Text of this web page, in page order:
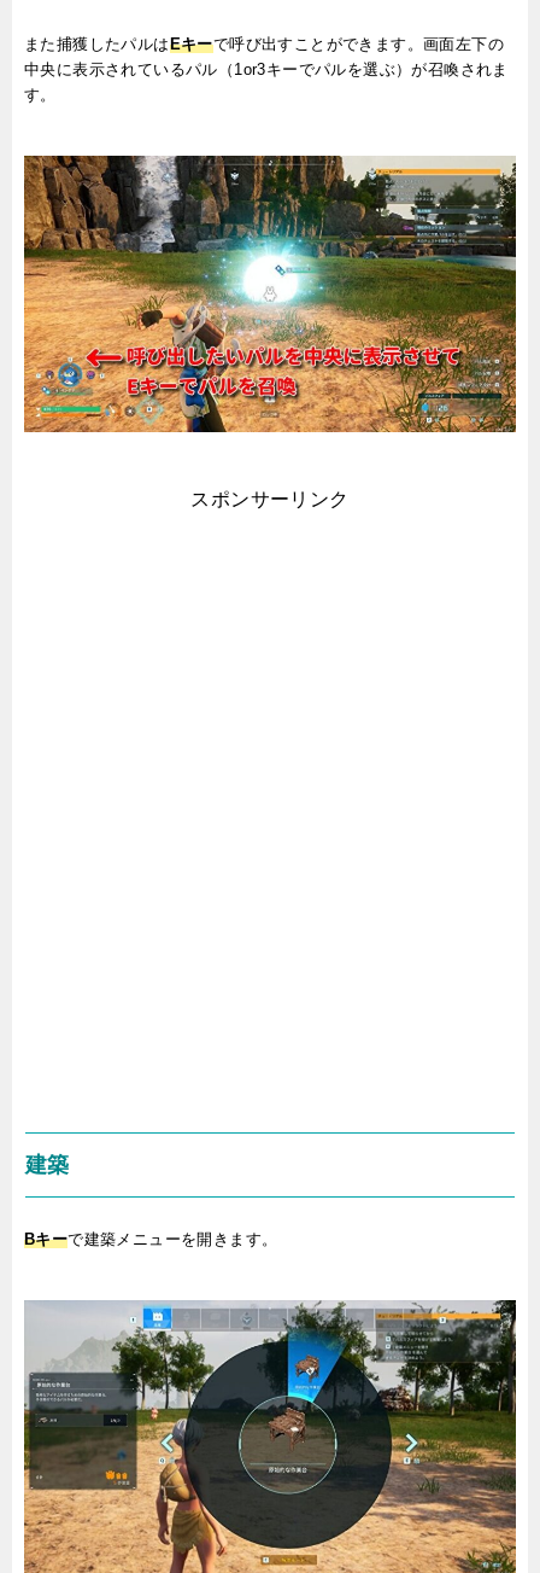
また捕獲したパルはEキーで呼び出すことができます。画面左下の
中央に表示されているパル（1or3キーでパルを選ぶ）が召喚されま
す。
スポンサーリンク
建築
Bキーで建築メニューを開きます。